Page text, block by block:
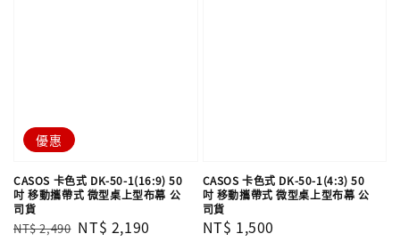
優惠
CASOS 卡色式 DK-50-1(16:9) 50
吋 移動攜帶式 微型桌上型布幕 公
司貨
Regular
NT$ 2,490 Sale
NT$ 2,190
CASOS 卡色式 DK-50-1(4:3) 50
吋 移動攜帶式 微型桌上型布幕 公
司貨
Regular
NT$ 1,500